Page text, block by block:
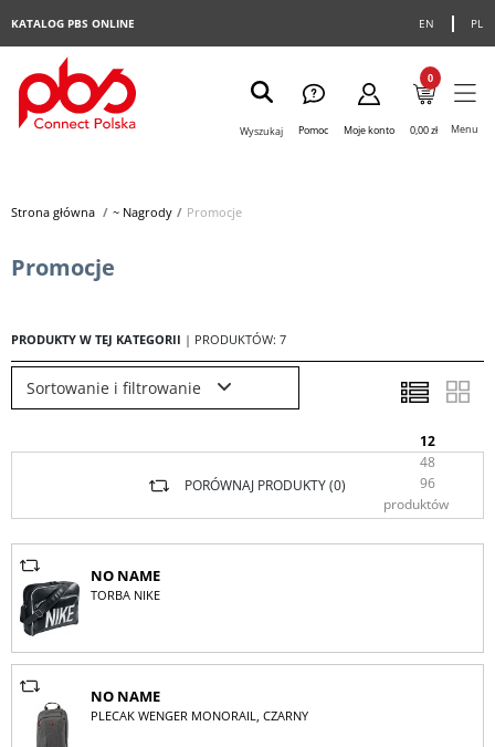
EN PL
KATALOG PBS ONLINE
Wyszukaj Pomoc Moje konto
0
0,00 zł Menu
Strona główna> ~ Nagrody> Promocje
Promocje
PRODUKTY W TEJ KATEGORII | PRODUKTÓW: 7
Sortowanie i filtrowanie
12
48
96
produktów
PORÓWNAJ PRODUKTY (0)
NO NAME
TORBA NIKE
NO NAME
PLECAK WENGER MONORAIL, CZARNY